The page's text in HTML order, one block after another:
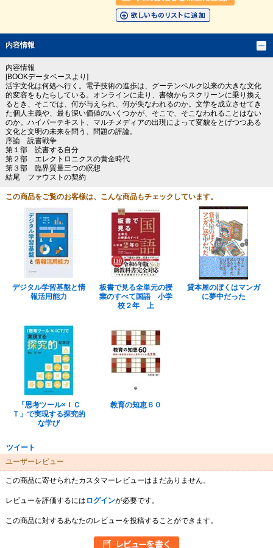
内容情報
内容情報
[BOOKデータベースより]
活字文化は何処へ行く。電子技術の進歩は、グーテンベルク以来の大きな文化
的変容をもたらしている。オンラインに走り、書物からスクリーンに乗り換え
るとき、そこでは、何が与えられ、何が失なわれるのか。文学を成立させてき
た個人主義や、最も深い価値のいくつかが、そこで、そこなわれることはない
のか。ハイパーテキスト、マルチメディアの出現によって変貌をとげつつある
文化と文明の未来を問う、問題の評論。
序論 読書戦争
第１部 読書する自分
第２部 エレクトロニクスの黄金時代
第３部 臨界質量三つの瞑想
結尾 ファウストの契約
この商品をご覧のお客様は、こんな商品もチェックしています。
デジタル学習基盤と情
報活用能力
板書で見る全単元の授
業のすべて国語 小学
校２年 上
貸本屋のぼくはマンガ
に夢中だった
「思考ツール×ＩＣ
Ｔ」で実現する探究的
な学び
教育の知恵６０
ツイート
ユーザーレビュー
この商品に寄せられたカスタマーレビューはまだありません。
レビューを評価するには ログインが必要です。
この商品に対するあなたのレビューを投稿することができます。